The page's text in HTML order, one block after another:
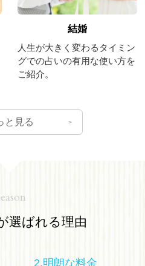
結婚
人生が大きく変わるタイミン
グでの占いの有用な使い方を
ご紹介。
と見る
選ばれる理由
2.明朗な料金